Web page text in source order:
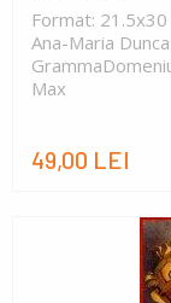
Format:
Ana-Maria
Max
49,00 LEI